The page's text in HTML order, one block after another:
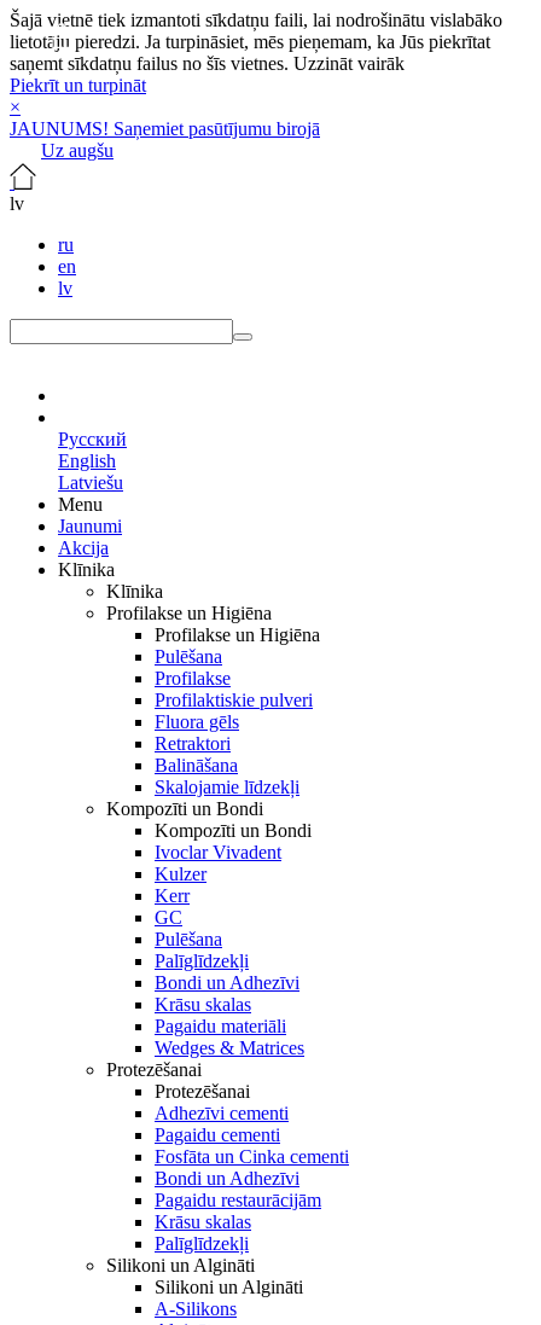
Šajā vietnē tiek izmantoti sīkdatņu faili, lai nodrošinātu vislabāko
lietotāju pieredzi. Ja turpināsiet, mēs pieņemam, ka Jūs piekrītat
saņemt sīkdatņu failus no šīs vietnes. Uzzināt vairāk
Piekrīt un turpināt
×
JAUNUMS! Saņemiet pasūtījumu birojā
Uz augšu
lv
ru
en
lv
Русский
English
Latviešu
Menu
Jaunumi
Akcija
Klīnika
Klīnika
Profilakse un Higiēna
Profilakse un Higiēna
Pulēšana
Profilakse
Profilaktiskie pulveri
Fluora gēls
Retraktori
Balināšana
Skalojamie līdzekļi
Kompozīti un Bondi
Kompozīti un Bondi
Ivoclar Vivadent
Kulzer
Kerr
GC
Pulēšana
Palīglīdzekļi
Bondi un Adhezīvi
Krāsu skalas
Pagaidu materiāli
Wedges & Matrices
Protezēšanai
Protezēšanai
Adhezīvi cementi
Pagaidu cementi
Fosfāta un Cinka cementi
Bondi un Adhezīvi
Pagaidu restaurācijām
Krāsu skalas
Palīglīdzekļi
Silikoni un Algināti
Silikoni un Algināti
A-Silikons